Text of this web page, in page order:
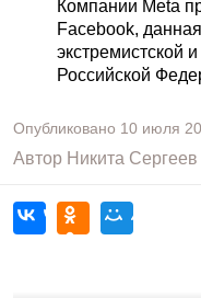
Компании Meta
Facebook,
экстремистской
Российской
Опубликовано 10 июля
Автор Никита Сергеев